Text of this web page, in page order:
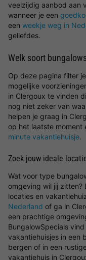
veelzijdig aanbod aan
wanneer je een
een weekje weg in
geliefdes.
Welk soort
Op deze pagina filter
mogelijke
in Clergoux te vinden
nog niet zeker van
helpen je graag in
op het laatste moment
minute vakantiehuisje.
Zoek jouw ideale
Wat voor type
omgeving wil jij zitten?
locaties en
Nederland of ga in
een prachtige
BungalowSpecials
vakantiehuisjes in een
bergen of in een
vakantiehuis in